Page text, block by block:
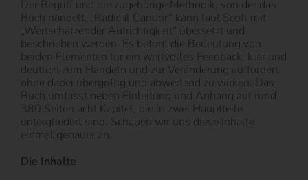
Der Begriff und die zugehörige Methodik, von der das
Buch handelt, „Radical Candor“ kann laut Scott mit
„Wertschätzender Aufrichtigkeit“ übersetzt und
beschrieben werden. Es betont die Bedeutung von
beiden Elementen für ein wertvolles Feedback, klar und
deutlich zum Handeln und zur Veränderung auffordert
ohne dabei übergriffig und abwertend zu wirken. Das
Buch umfasst neben Einleitung und Anhang auf rund
380 Seiten acht Kapitel, die in zwei Hauptteile
untergliedert sind. Schauen wir uns diese Inhalte
einmal genauer an.
Die Inhalte